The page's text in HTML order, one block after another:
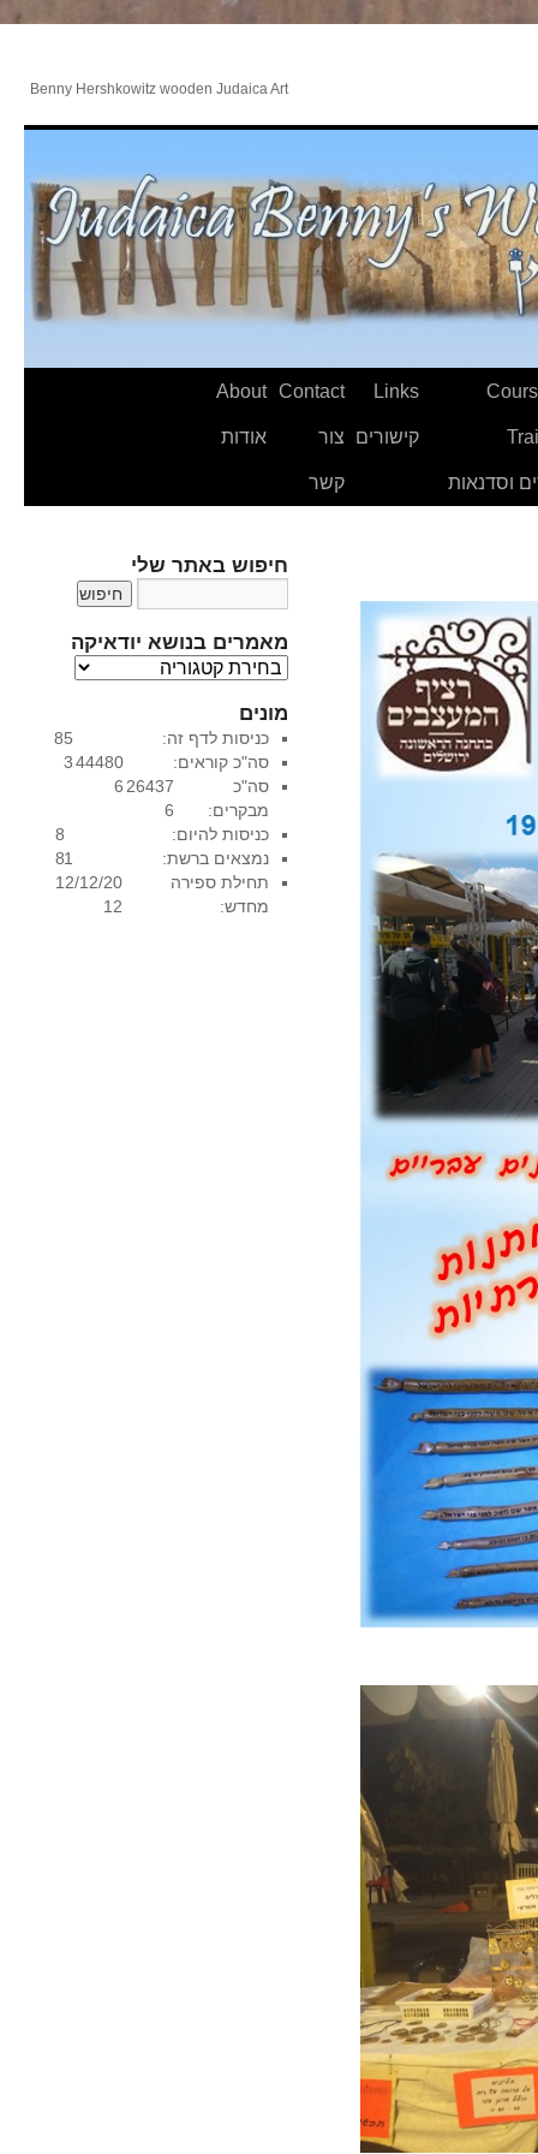
Benny Hershkowitz wooden Judaica Art
וסדנאות
Links
קישורים
Contact
צור
קשר
About
אודות
חיפוש באתר שלי
מאמרים בנושא יודאיקה
מ
מ
ר
י
ם
נ
ו
ש
מונים
85
3
כניסות לדף זה:
44480
6
סה"כ קוראים:
26437
6
סה"כ
מבקרים:
8
8
כניסות להיום:
1
נמצאים ברשת:
12/12/20
12
תחילת ספירה
מחדש: